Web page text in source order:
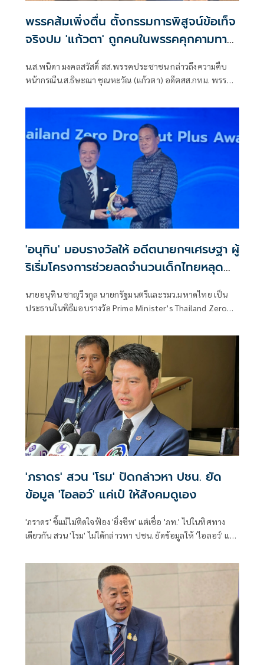
พรรคส้มเพิ่งตื่น ตั้งกรรมการพิสูจน์ข้อเท็จ
จริงปม 'แก้วตา' ถูกคนในพรรคคุกคามทาง
น.ส.พนิดา มงคลสวัสดิ์ สส.พรรคประชาชน กล่าวถึงความคืบ
หน้ากรณีน.ส.ธิษะณา ชุณหะวัณ (แก้วตา) อดีตสส.กทม. พรรค
ไม่มีผู้ที่มีส่วนเกี่ยวข้องกับสภาชุดที่ผ่านมาขึ้นมา เพื่อเปิดพื้นที่
ให้ผู้เสียหายรู้สึกสบายใจที่สุด วางใจที่สุด และปลอดภัยที่สุด
'อนุทิน' มอบรางวัลให้ อดีตนายกฯเศรษฐา ผู้
ริเริ่มโครงการช่วยลดจำนวนเด็กไทยหลุด
นายอนุทิน ชาญวีรกูล นายกรัฐมนตรีและรมว.มหาดไทย เป็น
ประธานในพิธีมอบรางวัล Prime Minister’s Thailand Zero
นายเศรษฐา ทวีสิน อดีตนายกรัฐมนตรี เข้ารับรางวัลเกียรติยศ
เพื่อยกย่องเชิดชูเกียรติ ในฐานะผู้ริเริ่มผลักดันโครงการ
Thailand Zero Dropout ให้เป็นวาระแห่งชาติ คืนโอกาสและ
อนาคตให้เด็กและเยาวชนนอกระบบการศึกษาไทย
'ภราดร' สวน 'โรม' ปัดกล่าวหา ปชน. ยัด
ข้อมูล 'ไอลอว์' แค่เป๋ ให้สังคมดูเอง
'ภราดร' ชี้แม้ไม่ติดใจฟ้อง 'ยิ่งชีพ' แต่เชื่อ 'ภท.' ไปในทิศทาง
เดียวกัน สวน 'โรม' ไม่ได้กล่าวหา ปชน. ยัดข้อมูลให้ 'ไอลอว์' แค่
สังคมดูเอง